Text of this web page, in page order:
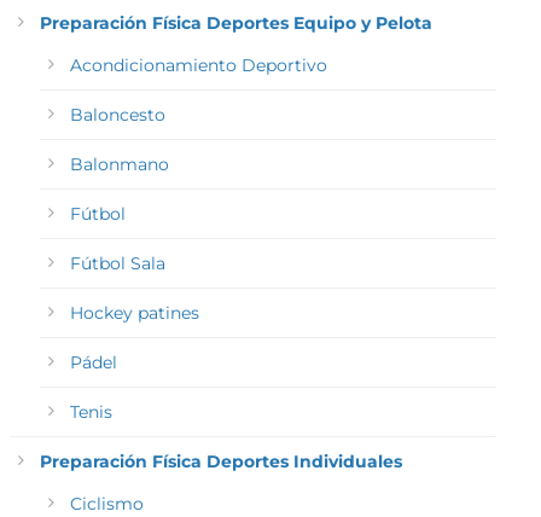
Preparación Física Deportes Equipo y Pelota
Acondicionamiento Deportivo
Baloncesto
Balonmano
Fútbol
Fútbol Sala
Hockey patines
Pádel
Tenis
Preparación Física Deportes Individuales
Ciclismo